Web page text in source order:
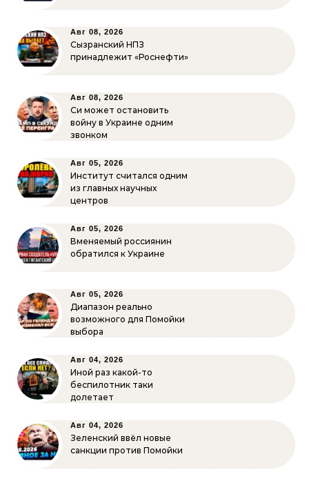
Авг 08, 2026
Сызранский НПЗ
принадлежит «Роснефти»
Авг 08, 2026
Си может остановить
войну в Украине одним
звонком
Авг 05, 2026
Институт считался одним
из главных научных
центров
Авг 05, 2026
Вменяемый россиянин
обратился к Украине
Авг 05, 2026
Диапазон реально
возможного для Помойки
выбора
Авг 04, 2026
Иной раз какой-то
беспилотник таки
долетает
Авг 04, 2026
Зеленский ввёл новые
санкции против Помойки